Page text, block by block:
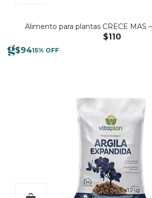
Alimento para plantas CRECE MAS
$110
$9415% OFF